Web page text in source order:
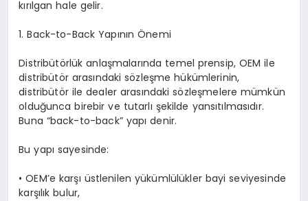
kırılgan hale gelir.
1. Back-to-Back Yapının Önemi
Distribütörlük anlaşmalarında temel prensip, OEM ile
distribütör arasındaki sözleşme hükümlerinin,
distribütör ile dealer arasındaki sözleşmelere mümkün
olduğunca birebir ve tutarlı şekilde yansıtılmasıdır.
Buna “back-to-back” yapı denir.
Bu yapı sayesinde:
•OEM’e karşı üstlenilen yükümlülükler bayi seviyesinde
karşılık bulur,